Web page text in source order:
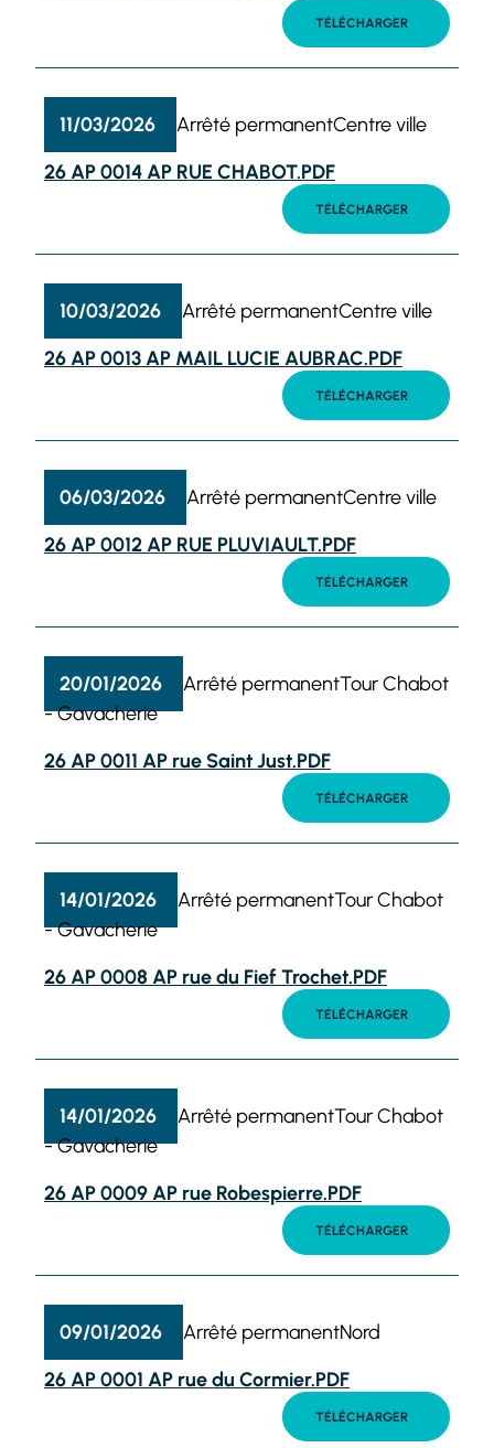
TÉLÉCHARGER
11/03/2026 Arrêté permanentCentre ville
26 AP 0014 AP RUE CHABOT.PDF
TÉLÉCHARGER
10/03/2026 Arrêté permanentCentre ville
26 AP 0013 AP MAIL LUCIE AUBRAC.PDF
TÉLÉCHARGER
06/03/2026 Arrêté permanentCentre ville
26 AP 0012 AP RUE PLUVIAULT.PDF
TÉLÉCHARGER
20/01/2026 Arrêté permanentTour Chabot
- Gavacherie
26 AP 0011 AP rue Saint Just.PDF
TÉLÉCHARGER
14/01/2026 Arrêté permanentTour Chabot
- Gavacherie
26 AP 0008 AP rue du Fief Trochet.PDF
TÉLÉCHARGER
14/01/2026 Arrêté permanentTour Chabot
- Gavacherie
26 AP 0009 AP rue Robespierre.PDF
TÉLÉCHARGER
09/01/2026 Arrêté permanentNord
26 AP 0001 AP rue du Cormier.PDF
TÉLÉCHARGER